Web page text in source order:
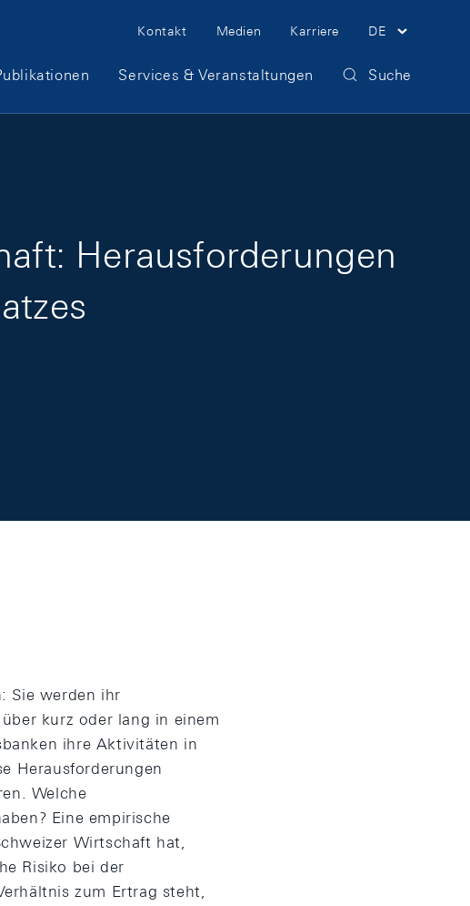
Meta Navigation
Kontakt Medien Karriere DE
Services & Veranstaltungen Suche
Herausforderungen
Sie werden ihr
kurz oder lang in einem
ihre Aktivitäten in
Herausforderungen
Welche
Eine empirische
Wirtschaft hat,
Risiko bei der
zum Ertrag steht,